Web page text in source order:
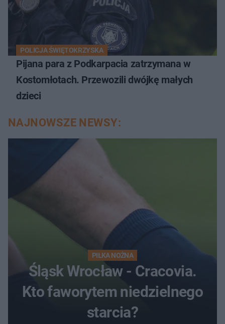
POLICJA ŚWIĘTOKRZYSKA
Pijana para z Podkarpacia zatrzymana w
Kostomłotach. Przewozili dwójkę małych
dzieci
NAJNOWSZE NEWSY:
PIŁKA NOŻNA
Śląsk Wrocław - Cracovia.
Kto faworytem niedzielnego
starcia?